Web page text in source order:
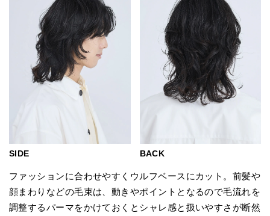
SIDE BACK
ファッションに合わせやすくウルフベースにカット。前髪や
顔まわりなどの毛束は、動きやポイントとなるので毛流れを
調整するパーマをかけておくとシャレ感と扱いやすさが断然